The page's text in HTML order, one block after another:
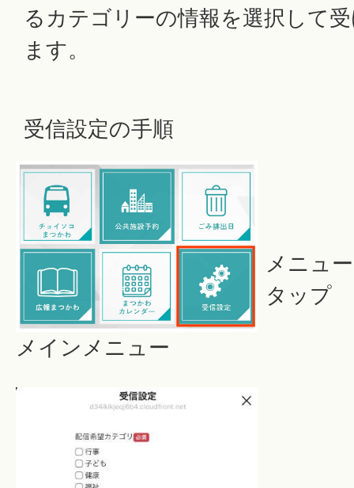
るカテゴリーの情報を選択して
ます。
受信設定の手順
メインメニュー
メニュ
タップ